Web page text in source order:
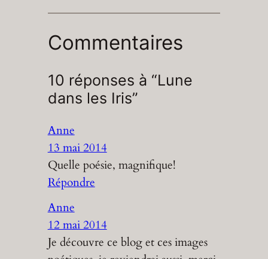
Commentaires
10 réponses à “Lune
dans les Iris”
Anne
13 mai 2014
Quelle poésie, magnifique!
Répondre
Anne
12 mai 2014
Je découvre ce blog et ces images